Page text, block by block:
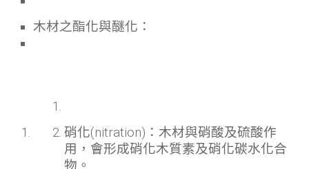
木材之酯化與醚化：
硝化(nitration)：木材與硝酸及硫酸作
用，會形成硝化木質素及硝化碳水化合
物。